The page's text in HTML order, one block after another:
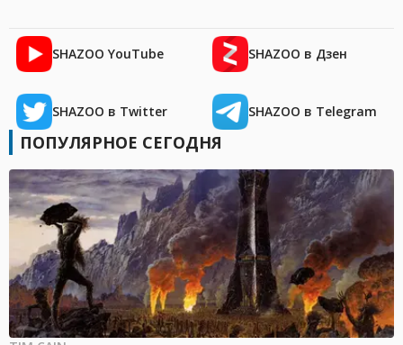
SHAZOO YouTube SHAZOO в Дзен
SHAZOO в Twitter SHAZOO в Telegram
ПОПУЛЯРНОЕ СЕГОДНЯ